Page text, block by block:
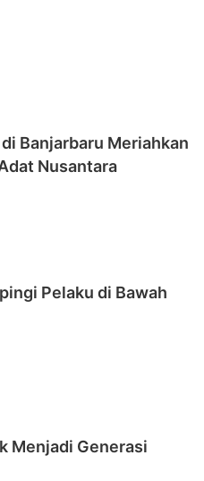
Banjarbaru Meriahkan
Nusantara
Pelaku di Bawah
Menjadi Generasi